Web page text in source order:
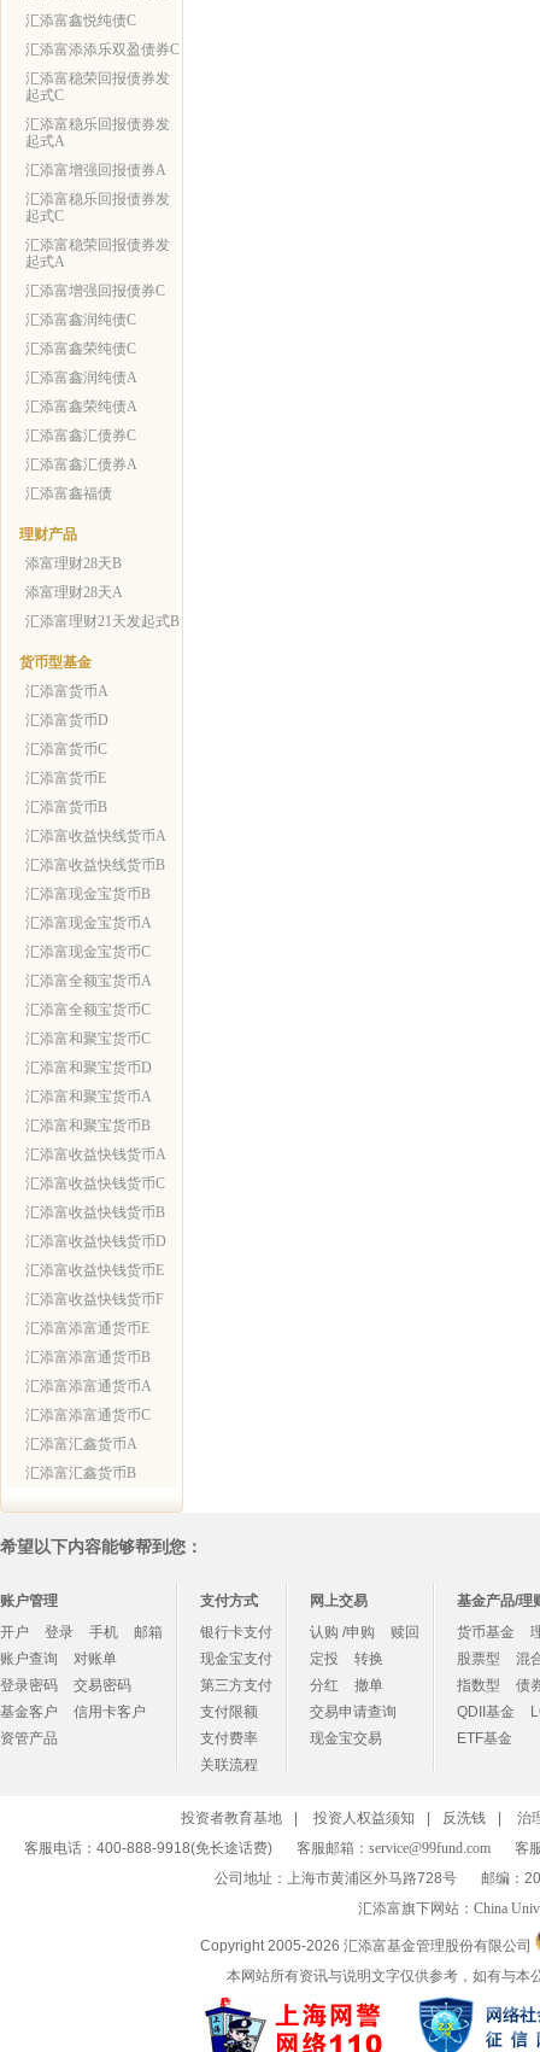
汇添富鑫悦纯债C
汇添富添添乐双盈债券C
汇添富稳荣回报债券发
起式C
汇添富稳乐回报债券发
起式A
汇添富增强回报债券A
汇添富稳乐回报债券发
起式C
汇添富稳荣回报债券发
起式A
汇添富增强回报债券C
汇添富鑫润纯债C
汇添富鑫荣纯债C
汇添富鑫润纯债A
汇添富鑫荣纯债A
汇添富鑫汇债券C
汇添富鑫汇债券A
汇添富鑫福债
理财产品
添富理财28天B
添富理财28天A
汇添富理财21天发起式B
货币型基金
汇添富货币A
汇添富货币D
汇添富货币C
汇添富货币E
汇添富货币B
汇添富收益快线货币A
汇添富收益快线货币B
汇添富现金宝货币B
汇添富现金宝货币A
汇添富现金宝货币C
汇添富全额宝货币A
汇添富全额宝货币C
汇添富和聚宝货币C
汇添富和聚宝货币D
汇添富和聚宝货币A
汇添富和聚宝货币B
汇添富收益快钱货币A
汇添富收益快钱货币C
汇添富收益快钱货币B
汇添富收益快钱货币D
汇添富收益快钱货币E
汇添富收益快钱货币F
汇添富添富通货币E
汇添富添富通货币B
汇添富添富通货币A
汇添富添富通货币C
汇添富汇鑫货币A
汇添富汇鑫货币B
希望以下内容能够帮到您：
账户管理
开户
登录 手机
邮箱
账户查询
对账单
登录密码
交易密码
基金客户
信用卡客户
资管产品
支付方式
银行卡支付
现金宝支付
第三方支付
支付限额
支付费率
关联流程
网上交易
认购 /申购
赎回
定投
转换
分红
撤单
交易申请查询
现金宝交易
基金产品/理
货币基金
股票型
混
指数型
债
QDII基金
ETF基金
投资者教育基地 投资人权益须知 反洗钱
治
客服电话：400-888-9918(免长途话费)
客服邮箱： service@99fund.com
客
公司地址：上海市黄浦区外马路728号
邮编：
汇添富旗下网站： China
Copyright 2005-2026 汇添富基金管理股份有限公司
本网站所有资讯与说明文字仅供参考，如有与本